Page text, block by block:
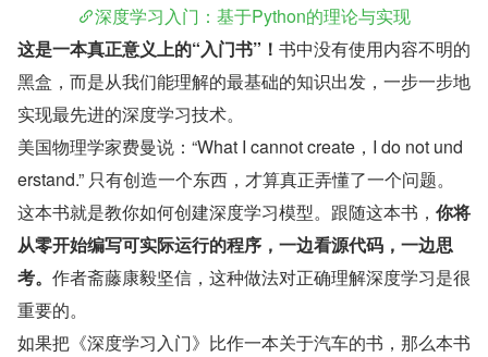
深度学习入门：基于Python的理论与实现
这是一本真正意义上的“入门书”！ 书中没有使用内容不明的
黑盒，而是从我们能理解的最基础的知识出发，一步一步地
实现最先进的深度学习技术。
美国物理学家费曼说：“What I cannot create，I do not und
erstand.” 只有创造一个东西，才算真正弄懂了一个问题。
这本书就是教你如何创建深度学习模型。跟随这本书， 你将
从零开始编写可实际运行的程序，一边看源代码，一边思
考。 作者斋藤康毅坚信，这种做法对正确理解深度学习是很
重要的。
如果把《深度学习入门》比作一本关于汽车的书，那么本书